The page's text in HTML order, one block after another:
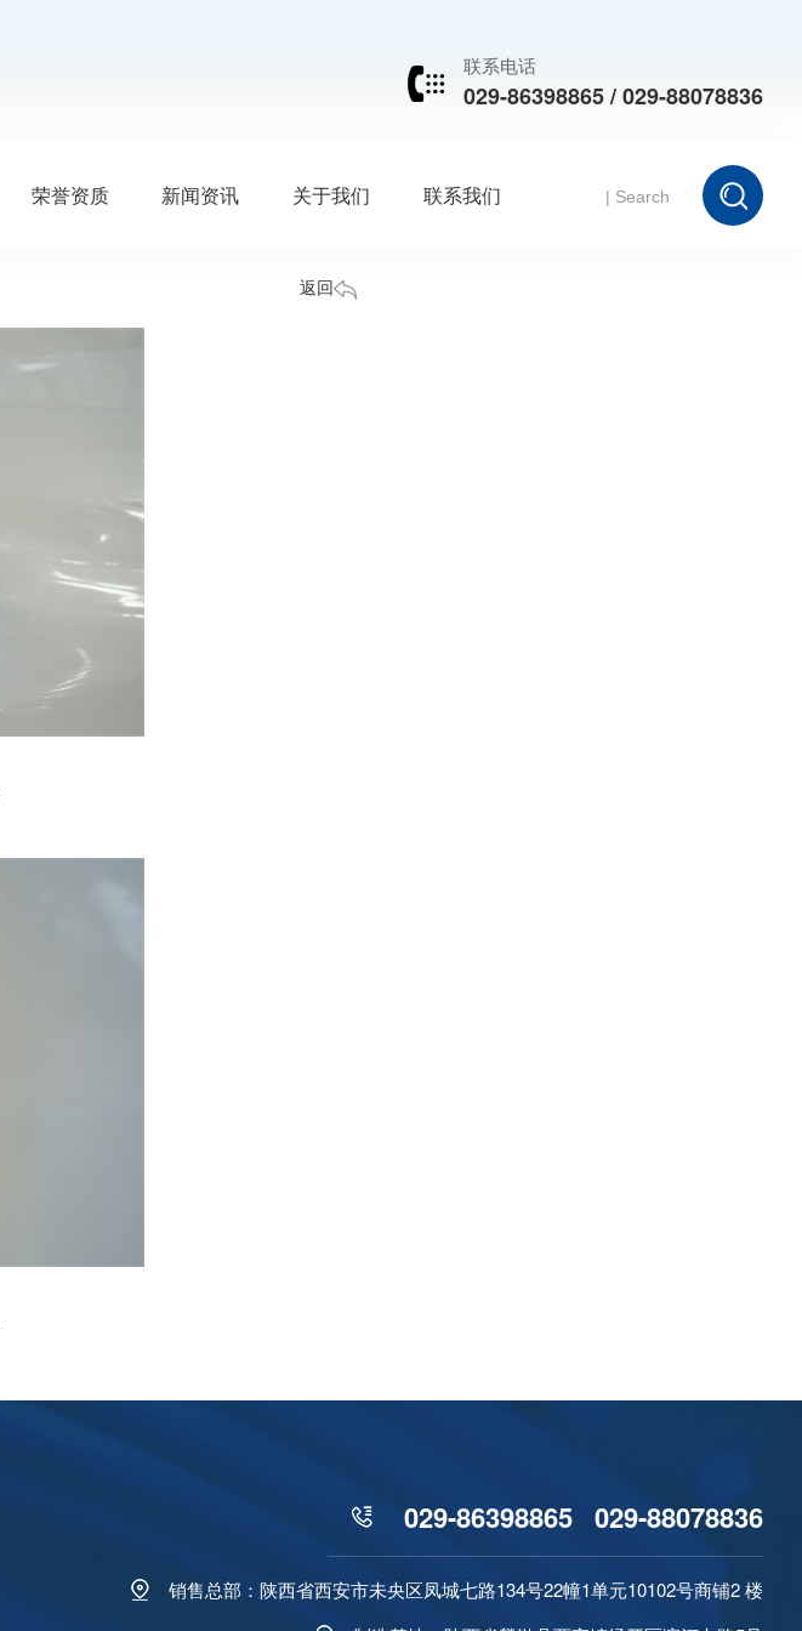
联系电话
029-86398865 / 029-88078836
荣誉资质 新闻资讯 关于我们 联系我们
返回
029-86398865 029-88078836
销售总部：陕西省西安市未央区凤城七路134号22幢1单元10102号商铺2 楼